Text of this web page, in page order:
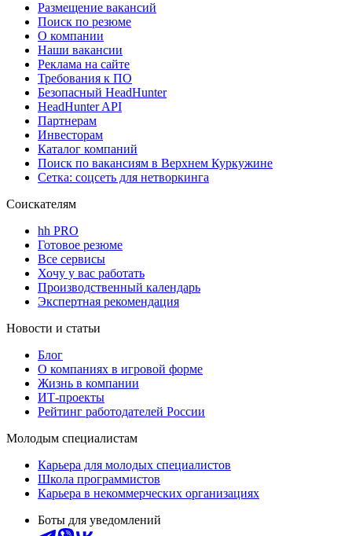
Размещение вакансий
Поиск по резюме
О компании
Наши вакансии
Реклама на сайте
Требования к ПО
Безопасный HeadHunter
HeadHunter API
Партнерам
Инвесторам
Каталог компаний
Поиск по вакансиям в Верхнем Куркужине
Сетка: соцсеть для нетворкинга
Соискателям
hh PRO
Готовое резюме
Все сервисы
Хочу у вас работать
Производственный календарь
Экспертная рекомендация
Новости и статьи
Блог
О компаниях в игровой форме
Жизнь в компании
ИТ-проекты
Рейтинг работодателей России
Молодым специалистам
Карьера для молодых специалистов
Школа программистов
Карьера в некоммерческих организациях
Боты для уведомлений